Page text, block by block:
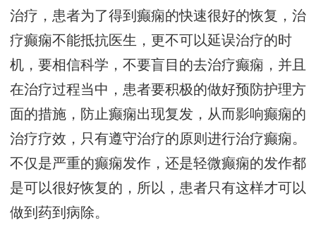
治疗，患者为了得到癫痫的快速很好的恢复，治
疗癫痫不能抵抗医生，更不可以延误治疗的时
机，要相信科学，不要盲目的去治疗癫痫，并且
在治疗过程当中，患者要积极的做好预防护理方
面的措施，防止癫痫出现复发，从而影响癫痫的
治疗疗效，只有遵守治疗的原则进行治疗癫痫。
不仅是严重的癫痫发作，还是轻微癫痫的发作都
是可以很好恢复的，所以，患者只有这样才可以
做到药到病除。